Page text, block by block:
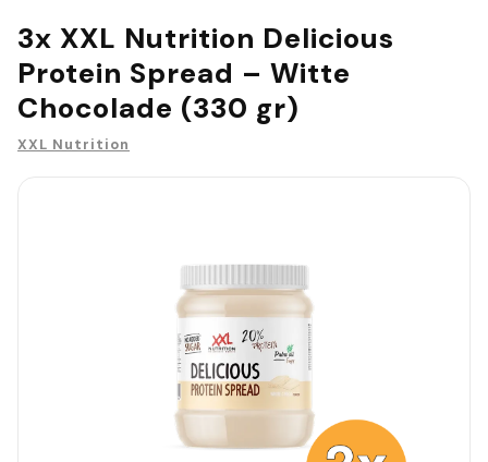
3x XXL Nutrition Delicious
Protein Spread – Witte
Chocolade (330 gr)
XXL Nutrition